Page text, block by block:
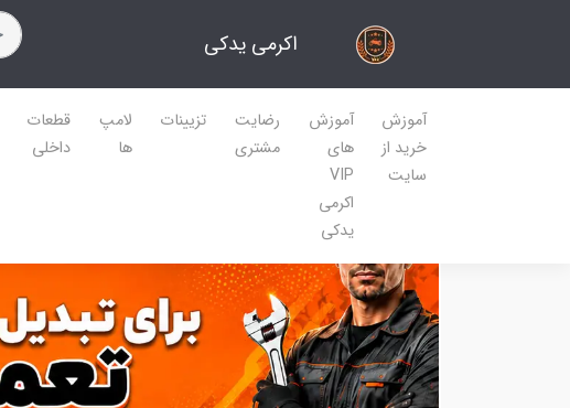
اکرمی یدکی
آموزش
خرید از
سایت
آموزش
های
VIP
اکرمی
یدکی
رضایت
مشتری
تزیینات
لامپ
ها
قطعات
داخلی